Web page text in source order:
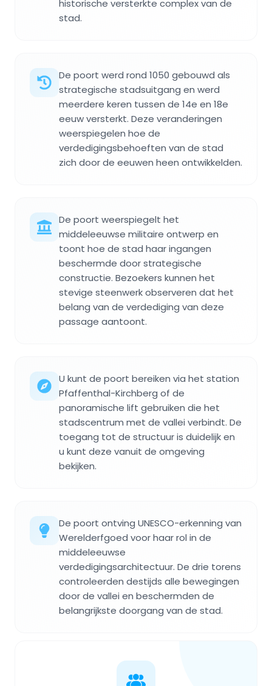
historische versterkte complex van de
stad.
De poort werd rond 1050 gebouwd als
strategische stadsuitgang en werd
meerdere keren tussen de 14e en 18e
eeuw versterkt. Deze veranderingen
weerspiegelen hoe de
verdedigingsbehoeften van de stad
zich door de eeuwen heen ontwikkelden.
De poort weerspiegelt het
middeleeuwse militaire ontwerp en
toont hoe de stad haar ingangen
beschermde door strategische
constructie. Bezoekers kunnen het
stevige steenwerk observeren dat het
belang van de verdediging van deze
passage aantoont.
U kunt de poort bereiken via het station
Pfaffenthal-Kirchberg of de
panoramische lift gebruiken die het
stadscentrum met de vallei verbindt. De
toegang tot de structuur is duidelijk en
u kunt deze vanuit de omgeving
bekijken.
De poort ontving UNESCO-erkenning van
Werelderfgoed voor haar rol in de
middeleeuwse
verdedigingsarchitectuur. De drie torens
controleerden destijds alle bewegingen
door de vallei en beschermden de
belangrijkste doorgang van de stad.